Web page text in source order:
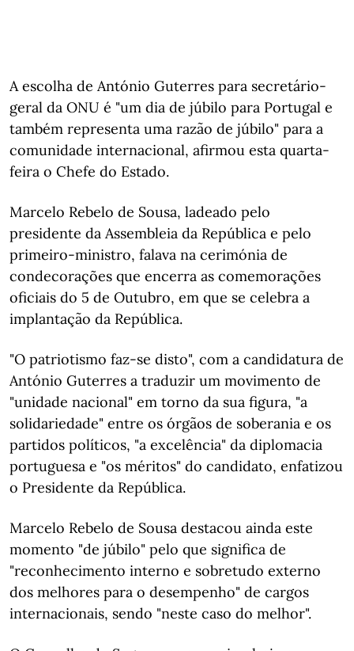
A escolha de António Guterres para secretário-
geral da ONU é "um dia de júbilo para Portugal e
também representa uma razão de júbilo" para a
comunidade internacional, afirmou esta quarta-
feira o Chefe do Estado.
Marcelo Rebelo de Sousa, ladeado pelo
presidente da Assembleia da República e pelo
primeiro-ministro, falava na cerimónia de
condecorações que encerra as comemorações
oficiais do 5 de Outubro, em que se celebra a
implantação da República.
"O patriotismo faz-se disto", com a candidatura de
António Guterres a traduzir um movimento de
"unidade nacional" em torno da sua figura, "a
solidariedade" entre os órgãos de soberania e os
partidos políticos, "a excelência" da diplomacia
portuguesa e "os méritos" do candidato, enfatizou
o Presidente da República.
Marcelo Rebelo de Sousa destacou ainda este
momento "de júbilo" pelo que significa de
"reconhecimento interno e sobretudo externo
dos melhores para o desempenho" de cargos
internacionais, sendo "neste caso do melhor".